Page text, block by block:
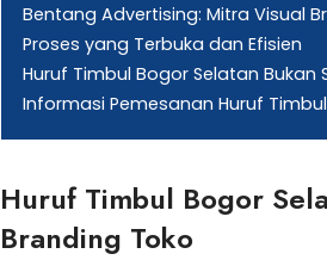
Bentang Advertising: Mitra Visual
Proses yang Terbuka dan Efisien
Huruf Timbul Bogor Selatan Bukan
Informasi Pemesanan Huruf
Huruf Timbul Bogor
Branding Toko